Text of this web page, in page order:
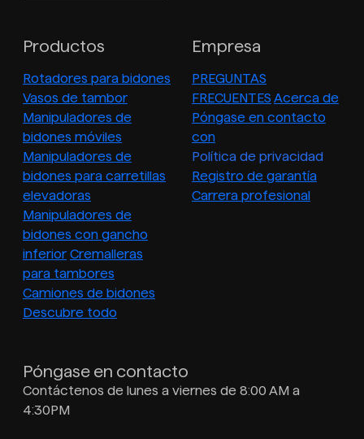
Productos
Rotadores para bidones
Vasos de tambor
Manipuladores de
bidones móviles
Manipuladores de
bidones para carretillas
elevadoras
Manipuladores de
bidones con gancho
inferior Cremalleras
para tambores
Camiones de bidones
Descubre todo
Empresa
PREGUNTAS
FRECUENTES Acerca de
Póngase en contacto
con
Política de privacidad
Registro de garantía
Carrera profesional
Póngase en contacto
Contáctenos de lunes a viernes de 8:00 AM a
4:30PM